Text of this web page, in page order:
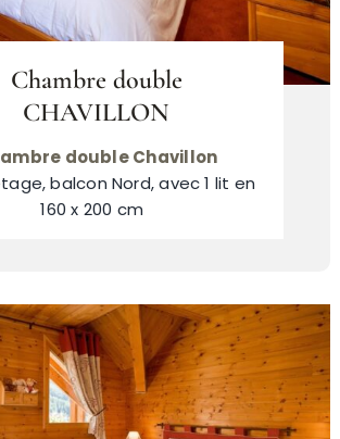
Chambre double
CHAVILLON
double Chavillon
balcon Nord, avec 1 lit en
160 x 200 cm